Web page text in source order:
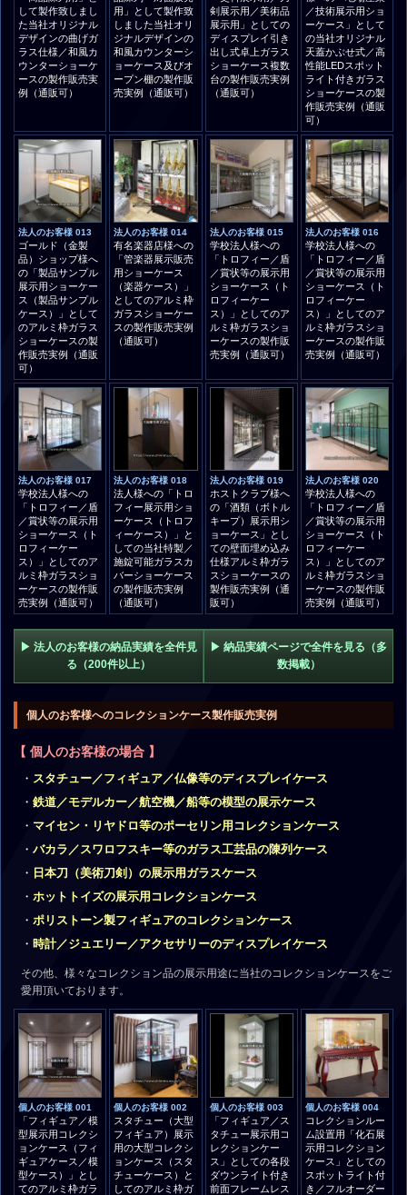
して製作致しまし
た当社オリジナル
デザインの曲げガ
ラス仕様／和風カ
ウンターショーケ
ースの製作販売実
例（通販可）
用」として製作致
しました当社オリ
ジナルデザインの
和風カウンターシ
ョーケース及びオ
ープン棚の製作販
売実例（通販可）
剣展示用／美術品
展示用」としての
ディスプレイ引き
出し式卓上ガラス
ショーケース複数
台の製作販売実例
（通販可）
／技術展示用ショ
ーケース」として
の当社オリジナル
天蓋かぶせ式／高
性能LEDスポット
ライト付きガラス
ショーケースの製
作販売実例（通販
可）
法人のお客様 013
ゴールド（金製
品）ショップ様へ
の「製品サンプル
展示用ショーケー
ス（製品サンプル
ケース）」として
のアルミ枠ガラス
ショーケースの製
作販売実例（通販
可）
法人のお客様 014
有名楽器店様への
「管楽器展示販売
用ショーケース
（楽器ケース）」
としてのアルミ枠
ガラスショーケー
スの製作販売実例
（通販可）
法人のお客様 015
学校法人様への
「トロフィー／盾
／賞状等の展示用
ショーケース（ト
ロフィーケー
ス）」としてのア
ルミ枠ガラスショ
ーケースの製作販
売実例（通販可）
法人のお客様 016
学校法人様への
「トロフィー／盾
／賞状等の展示用
ショーケース（ト
ロフィーケー
ス）」としてのア
ルミ枠ガラスショ
ーケースの製作販
売実例（通販可）
法人のお客様 017
学校法人様への
「トロフィー／盾
／賞状等の展示用
ショーケース（ト
ロフィーケー
ス）」としてのア
ルミ枠ガラスショ
ーケースの製作販
売実例（通販可）
法人のお客様 018
法人様への「トロ
フィー展示用ショ
ーケース（トロフ
ィーケース）」と
しての当社特製／
施錠可能ガラスカ
バーショーケース
の製作販売実例
（通販可）
法人のお客様 019
ホストクラブ様へ
の「酒類（ボトル
キープ）展示用シ
ョーケース」とし
ての壁面埋め込み
仕様アルミ枠ガラ
スショーケースの
製作販売実例（通
販可）
法人のお客様 020
学校法人様への
「トロフィー／盾
／賞状等の展示用
ショーケース（ト
ロフィーケー
ス）」としてのア
ルミ枠ガラスショ
ーケースの製作販
売実例（通販可）
▶ 法人のお客様の納品実績を全件見
る（200件以上）
▶ 納品実績ページで全件を見る（多
数掲載）
個人のお客様へのコレクションケース製作販売実例
【 個人のお客様の場合 】
スタチュー／フィギュア／仏像等のディスプレイケース
鉄道／モデルカー／航空機／船等の模型の展示ケース
マイセン・リヤドロ等のポーセリン用コレクションケース
バカラ／スワロフスキー等のガラス工芸品の陳列ケース
日本刀（美術刀剣）の展示用ガラスケース
ホットトイズの展示用コレクションケース
ポリストーン製フィギュアのコレクションケース
時計／ジュエリー／アクセサリーのディスプレイケース
その他、様々なコレクション品の展示用途に当社のコレクションケースをご
愛用頂いております。
個人のお客様 001
「フィギュア／模
型展示用コレクシ
ョンケース（フィ
ギュアケース／模
型ケース）」とし
てのアルミ枠ガラ
個人のお客様 002
スタチュー（大型
フィギュア）展示
用の大型コレクシ
ョンケース（スタ
チューケース）と
してのアルミ枠ガ
個人のお客様 003
「フィギュア／ス
タチュー展示用コ
レクションケー
ス」としての各段
ダウンライト付き
前面フレームレス
個人のお客様 004
コレクションルー
ム設置用「化石展
示用コレクション
ケース」としての
スポットライト付
き／フルオーダー